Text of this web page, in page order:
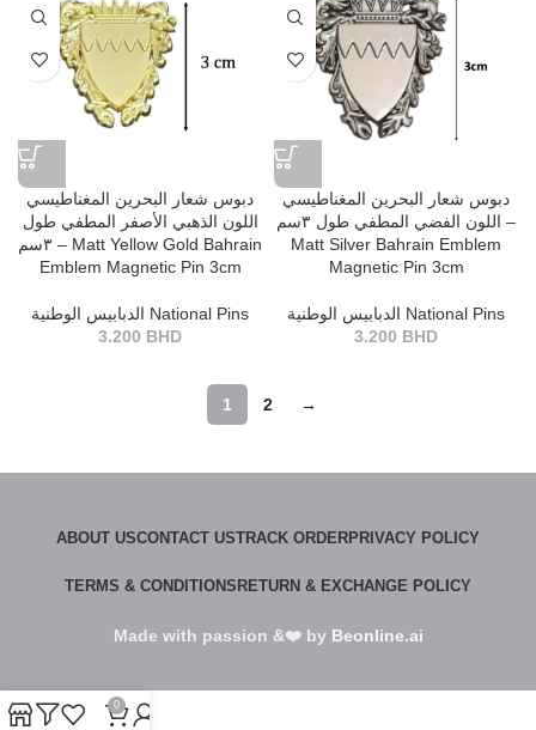
دبوس شعار البحرين المغناطيسي
اللون الذهبي الأصفر المطفي طول
٣سم – Matt Yellow Gold Bahrain
Emblem Magnetic Pin 3cm
الدبابيس الوطنية National Pins
3.200 BHD
دبوس شعار البحرين المغناطيسي
اللون الفضي المطفي طول ٣سم –
Matt Silver Bahrain Emblem
Magnetic Pin 3cm
الدبابيس الوطنية National Pins
3.200 BHD
1 2 →
ABOUT USCONTACT USTRACK ORDERPRIVACY POLICY
TERMS & CONDITIONS RETURN & EXCHANGE POLICY
Made with passion &❤️ by Beonline.ai
0